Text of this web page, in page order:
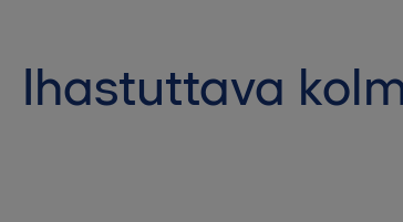
Ihastuttava